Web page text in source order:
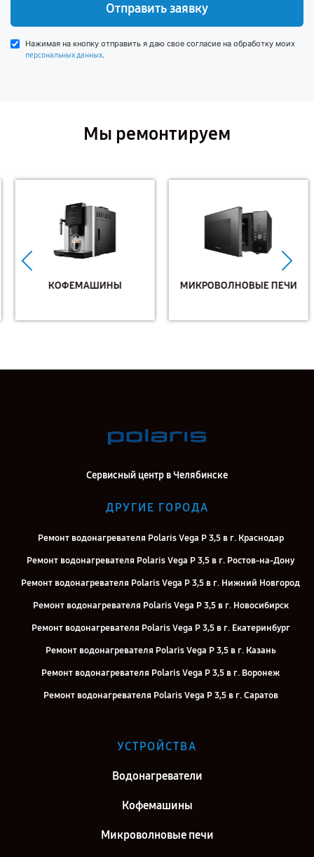
Отправить заявку
Нажимая на кнопку отправить я даю свое согласие на обработку моих
персональных данных.
Мы ремонтируем
КОФЕМАШИНЫ МИКРОВОЛНОВЫЕ ПЕЧИ
Сервисный центр в Челябинске
ДРУГИЕ ГОРОДА
Ремонт водонагревателя Polaris Vega P 3,5 в г. Краснодар
Ремонт водонагревателя Polaris Vega P 3,5 в г. Ростов-на-Дону
Ремонт водонагревателя Polaris Vega P 3,5 в г. Нижний Новгород
Ремонт водонагревателя Polaris Vega P 3,5 в г. Новосибирск
Ремонт водонагревателя Polaris Vega P 3,5 в г. Екатеринбург
Ремонт водонагревателя Polaris Vega P 3,5 в г. Казань
Ремонт водонагревателя Polaris Vega P 3,5 в г. Воронеж
Ремонт водонагревателя Polaris Vega P 3,5 в г. Саратов
Ремонт водонагревателя Polaris Vega P 3,5 в г. Киров
Ремонт водонагревателя Polaris Vega P 3,5 в г. Санкт-Петербург
УСТРОЙСТВА
Водонагреватели
Кофемашины
Микроволновые печи